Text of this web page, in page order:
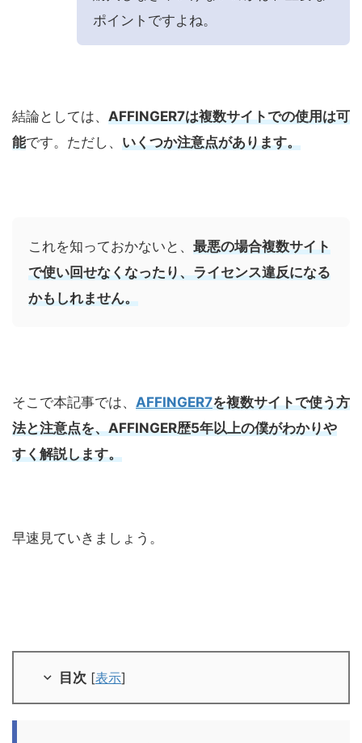
ポイントですよね。
結論としては、 AFFINGER7は複数サイトでの使用は可
能です。ただし、 いくつか注意点があります。
これを知っておかないと、 最悪の場合複数サイト
で使い回せなくなったり、ライセンス違反になる
かもしれません。
そこで本記事では、 AFFINGER7を複数サイトで使う方
法と注意点を、AFFINGER歴5年以上の僕がわかりや
すく解説します。
早速見ていきましょう。
目次 [表示]